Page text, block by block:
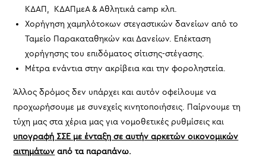
ΚΔΑΠ, ΚΔΑΠμεΑ & Αθλητικά camp κλπ.
Χορήγηση χαμηλότοκων στεγαστικών δανείων από το
Ταμείο Παρακαταθηκών και Δανείων. Επέκταση
χορήγησης του επιδόματος σίτισης-στέγασης.
Μέτρα ενάντια στην ακρίβεια και την φοροληστεία.
Άλλος δρόμος δεν υπάρχει και αυτόν οφείλουμε να
προχωρήσουμε με συνεχείς κινητοποιήσεις. Παίρνουμε τη
τύχη μας στα χέρια μας για νομοθετικές ρυθμίσεις και
υπογραφή ΣΣΕ με ένταξη σε αυτήν αρκετών οικονομικών
αιτημάτων από τα παραπάνω.